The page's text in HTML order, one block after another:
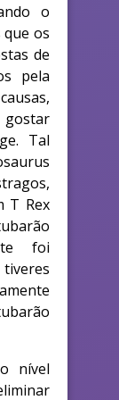
o
que os
de
pela
gostar
Tal
T Rex
foi
nível